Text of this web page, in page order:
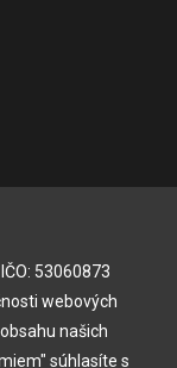
53060873
webových
našich
súhlasíte s